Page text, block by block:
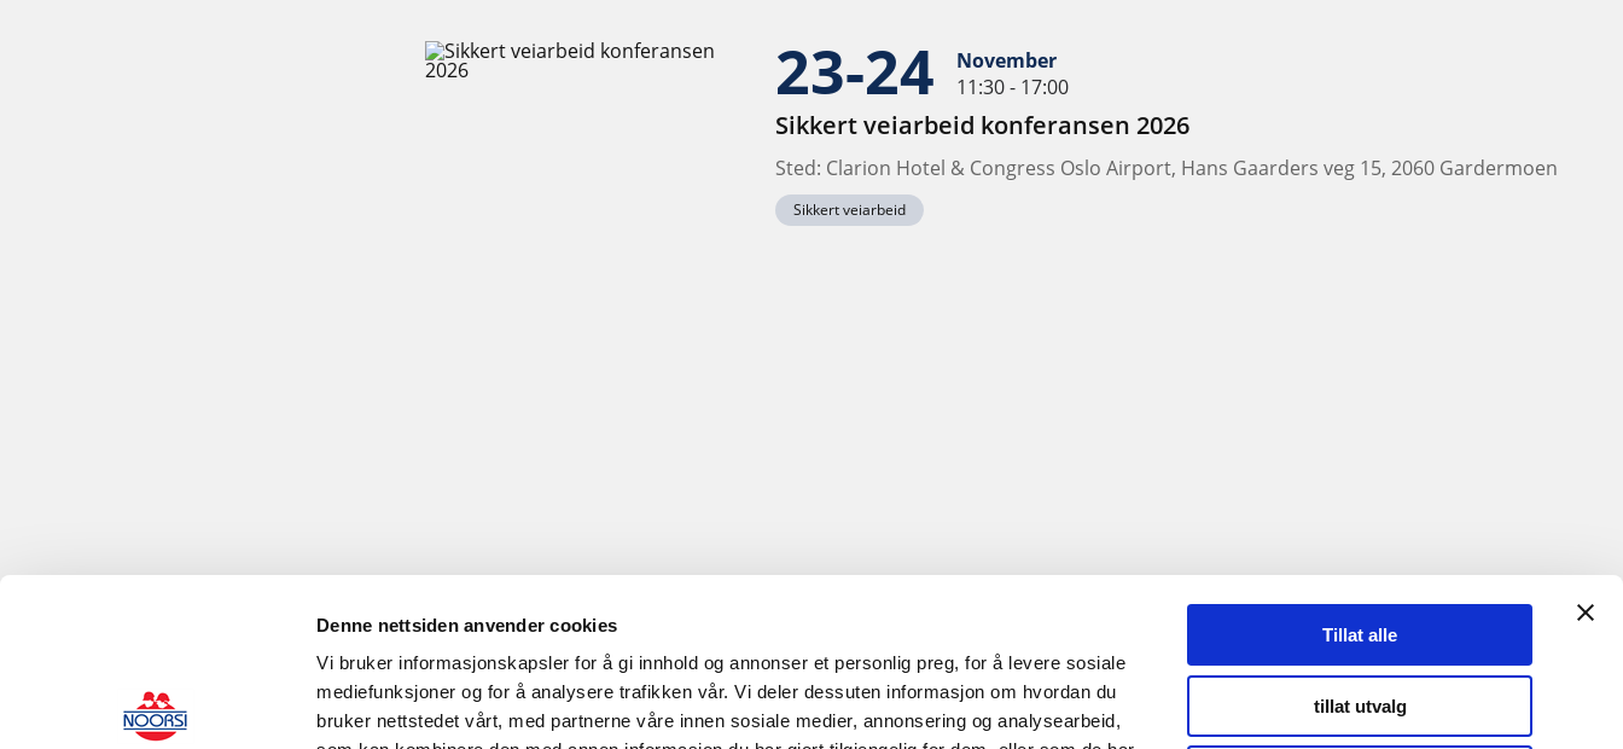
Denne nettsiden anvender cookies
Vi bruker informasjonskapsler for å gi innhold og annonser et personlig preg, for å levere sosiale
mediefunksjoner og for å analysere trafikken vår. Vi deler dessuten informasjon om hvordan du
bruker nettstedet vårt, med partnerne våre innen sosiale medier, annonsering og analysearbeid,
Tillat alle
tillat utvalg
23-24
November
11:30 - 17:00
Sikkert veiarbeid konferansen 2026
Sted: Clarion Hotel & Congress Oslo Airport, Hans Gaarders veg 15, 2060 Gardermoen
Sikkert veiarbeid